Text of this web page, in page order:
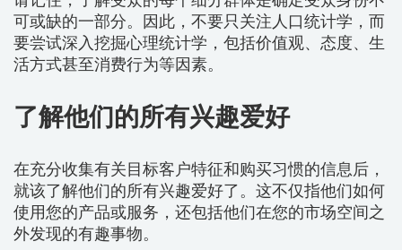
可或缺的一部分。因此，不要只关注人口统计学，而
要尝试深入挖掘心理统计学，包括价值观、态度、生
活方式甚至消费行为等因素。
了解他们的所有兴趣爱好
在充分收集有关目标客户特征和购买习惯的信息后，
就该了解他们的所有兴趣爱好了。这不仅指他们如何
使用您的产品或服务，还包括他们在您的市场空间之
外发现的有趣事物。